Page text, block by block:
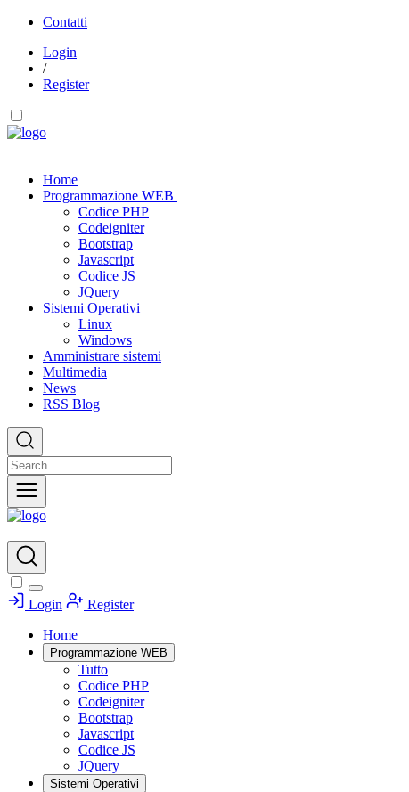
Contatti
Login
/
Register
Home
Programmazione WEB
Codice PHP
Codeigniter
Bootstrap
Javascript
Codice JS
JQuery
Sistemi Operativi
Linux
Windows
Amministrare sistemi
Multimedia
News
RSS Blog
Login
Register
Home
Programmazione WEB
Tutto
Codice PHP
Codeigniter
Bootstrap
Javascript
Codice JS
JQuery
Sistemi Operativi